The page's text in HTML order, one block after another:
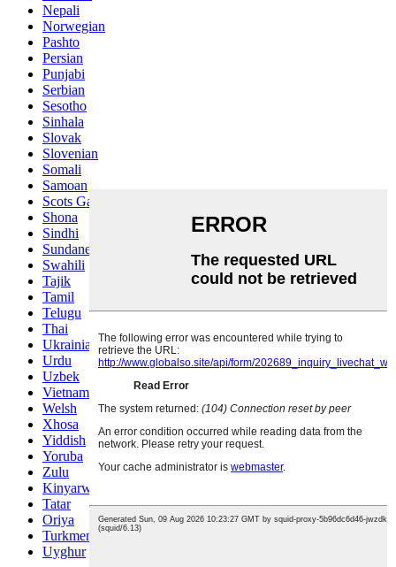
Nepali
Norwegian
Pashto
Persian
Punjabi
Serbian
Sesotho
Sinhala
Slovak
Slovenian
Somali
Samoan
Scots Gaelic
Shona
Sindhi
Sundanese
Swahili
Tajik
Tamil
Telugu
Thai
Ukrainian
Urdu
Uzbek
Vietnamese
Welsh
Xhosa
Yiddish
Yoruba
Zulu
Kinyarwanda
Tatar
Oriya
Turkmen
Uyghur